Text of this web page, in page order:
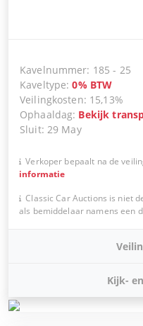
Kavelnummer: 185 - 25
Kaveltype:0% BTW
Veilingkosten: 15,13%
Ophaaldag: Bekijk
Sluit: 29 May
Verkoper bepaalt na de
informatie
Classic Car Auctions is niet
als bemiddelaar namens een
Kijk-